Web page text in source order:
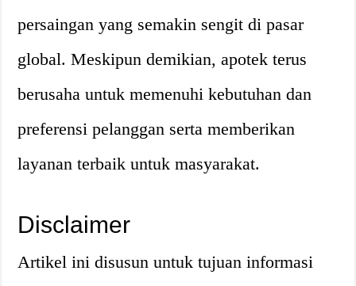
persaingan yang semakin sengit di pasar
global. Meskipun demikian, apotek terus
berusaha untuk memenuhi kebutuhan dan
preferensi pelanggan serta memberikan
layanan terbaik untuk masyarakat.
Disclaimer
Artikel ini disusun untuk tujuan informasi